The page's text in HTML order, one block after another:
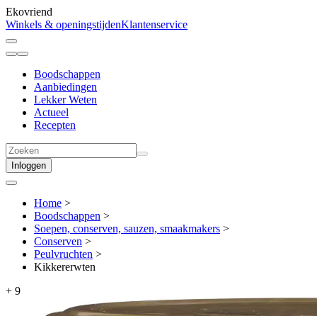
Ekovriend
Winkels & openingstijdenKlantenservice
Boodschappen
Aanbiedingen
Lekker Weten
Actueel
Recepten
Inloggen
Home >
Boodschappen >
Soepen, conserven, sauzen, smaakmakers >
Conserven >
Peulvruchten >
Kikkererwten
+ 9